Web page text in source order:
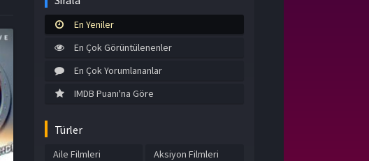
En Yeniler
En Çok Görüntülenenler
En Çok Yorumlananlar
IMDB Puanı'na Göre
Türler
Aile Filmleri
Aksiyon Filmleri